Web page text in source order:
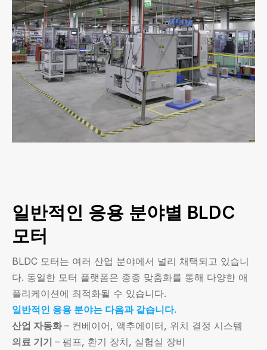
일반적인 응용 분야별 BLDC
모터
BLDC 모터는 여러 산업 분야에서 널리 채택되고 있습니
다. 동일한 모터 플랫폼은 종종 맞춤화를 통해 다양한 애
플리케이션에 최적화될 수 있습니다.
일반적인 응용 분야는 다음과 같습니다.
산업 자동화– 컨베이어, 액추에이터, 위치 결정 시스템
의료 기기 – 펌프, 환기 장치, 실험실 장비